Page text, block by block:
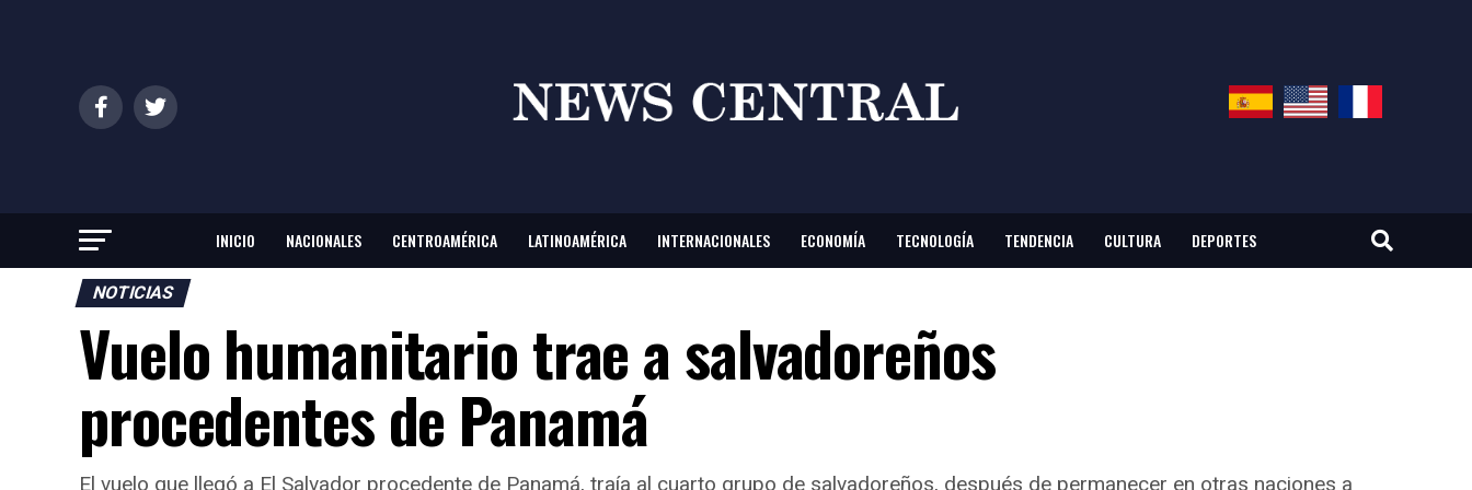
INICIO NACIONALES CENTROAMÉRICA LATINOAMÉRICA INTERNACIONALES ECONOMÍA TECNOLOGÍA TENDENCIA CULTURA DEPORTES
NOTICIAS
Vuelo humanitario trae a salvadoreños
procedentes de Panamá
El vuelo que llegó a El Salvador procedente de Panamá, traía al cuarto grupo de salvadoreños, después de permanecer en otras naciones a